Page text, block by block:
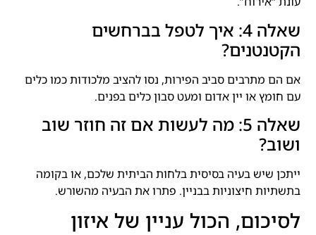
שאלה 4: איך לטפל בברחשים
הקטנטנים?
אם הם מתרבים סביב הפירות, נסו להציב מלכודות כמו כלים
עם חומץ או יין אדום ומעט סבון כלים בפנים.
שאלה 5: מה לעשות אם זה חוזר שוב
ושוב?
ייתכן שיש בעיה בסיסית בלחות הביתית שלכם, או בקומה
בתשתיות חיצוניות בבניין. פתרו את הבעיה מהשורש.
לסיכום, הכול עניין של איזון